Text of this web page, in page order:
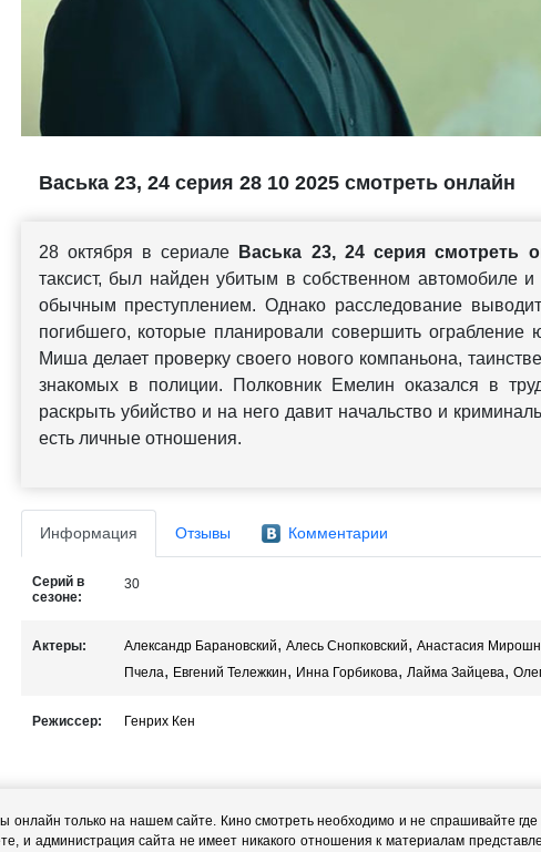
Васька 23, 24 серия 28 10 2025 смотреть онлайн
28 октября в сериале Васька 23, 24 серия смотреть
таксист, был найден убитым в собственном автомобиле
обычным преступлением. Однако расследование
погибшего, которые планировали совершить ограбление
Миша делает проверку своего нового компаньона,
знакомых в полиции. Полковник Емелин оказался в
раскрыть убийство и на него давит начальство и
есть личные отношения.
Информация Отзывы Комментарии
Серий в
сезоне:
30
Актеры: Александр Барановский, Алесь Снопковский, Анастасия
Пчела, Евгений Тележкин, Инна Горбикова, Лайма Зайцева,
Режиссер: Генрих Кен
только на нашем сайте. Кино смотреть необходимо и не спрашивайте где
и администрация сайта не имеет никакого отношения к материалам